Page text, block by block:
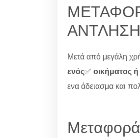
Μετά από μεγάλη
ενός✅ οικήματος ή
ενα άδειασμα και